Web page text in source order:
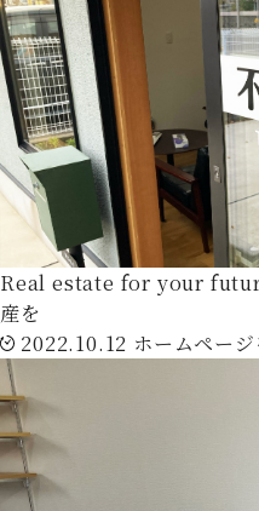
Real estate for your
産を
2022.10.12 ホームペー